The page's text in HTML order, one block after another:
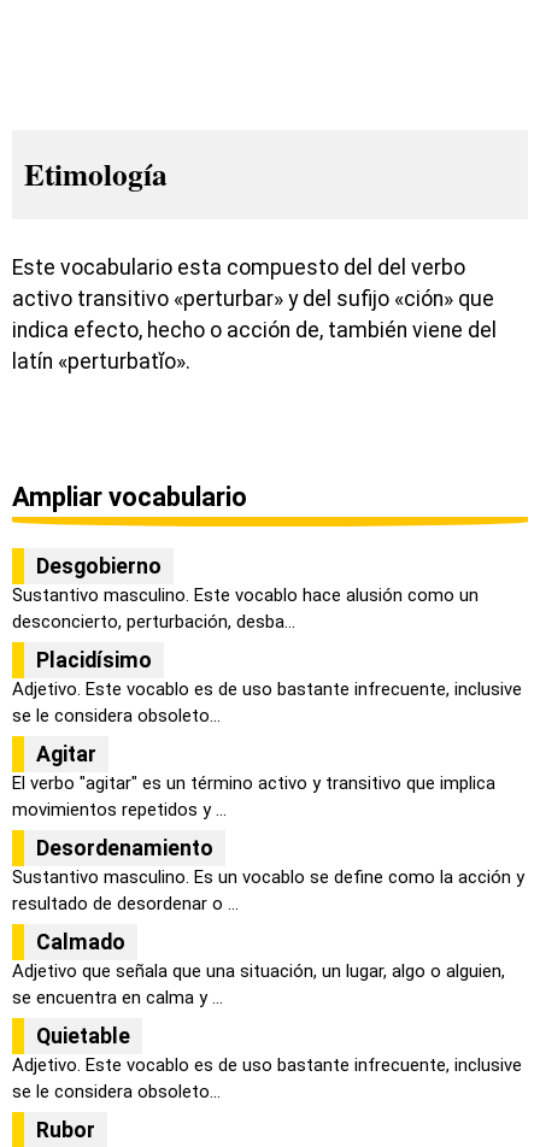
Etimología
Este vocabulario esta compuesto del del verbo
activo transitivo «perturbar» y del sufijo «ción» que
indica efecto, hecho o acción de, también viene del
latín «perturbatĭo».
Ampliar vocabulario
Desgobierno
Sustantivo masculino. Este vocablo hace alusión como un
desconcierto, perturbación, desba...
Placidísimo
Adjetivo. Este vocablo es de uso bastante infrecuente, inclusive
se le considera obsoleto...
Agitar
El verbo "agitar" es un término activo y transitivo que implica
movimientos repetidos y ...
Desordenamiento
Sustantivo masculino. Es un vocablo se define como la acción y
resultado de desordenar o ...
Calmado
Adjetivo que señala que una situación, un lugar, algo o alguien,
se encuentra en calma y ...
Quietable
Adjetivo. Este vocablo es de uso bastante infrecuente, inclusive
se le considera obsoleto...
Rubor